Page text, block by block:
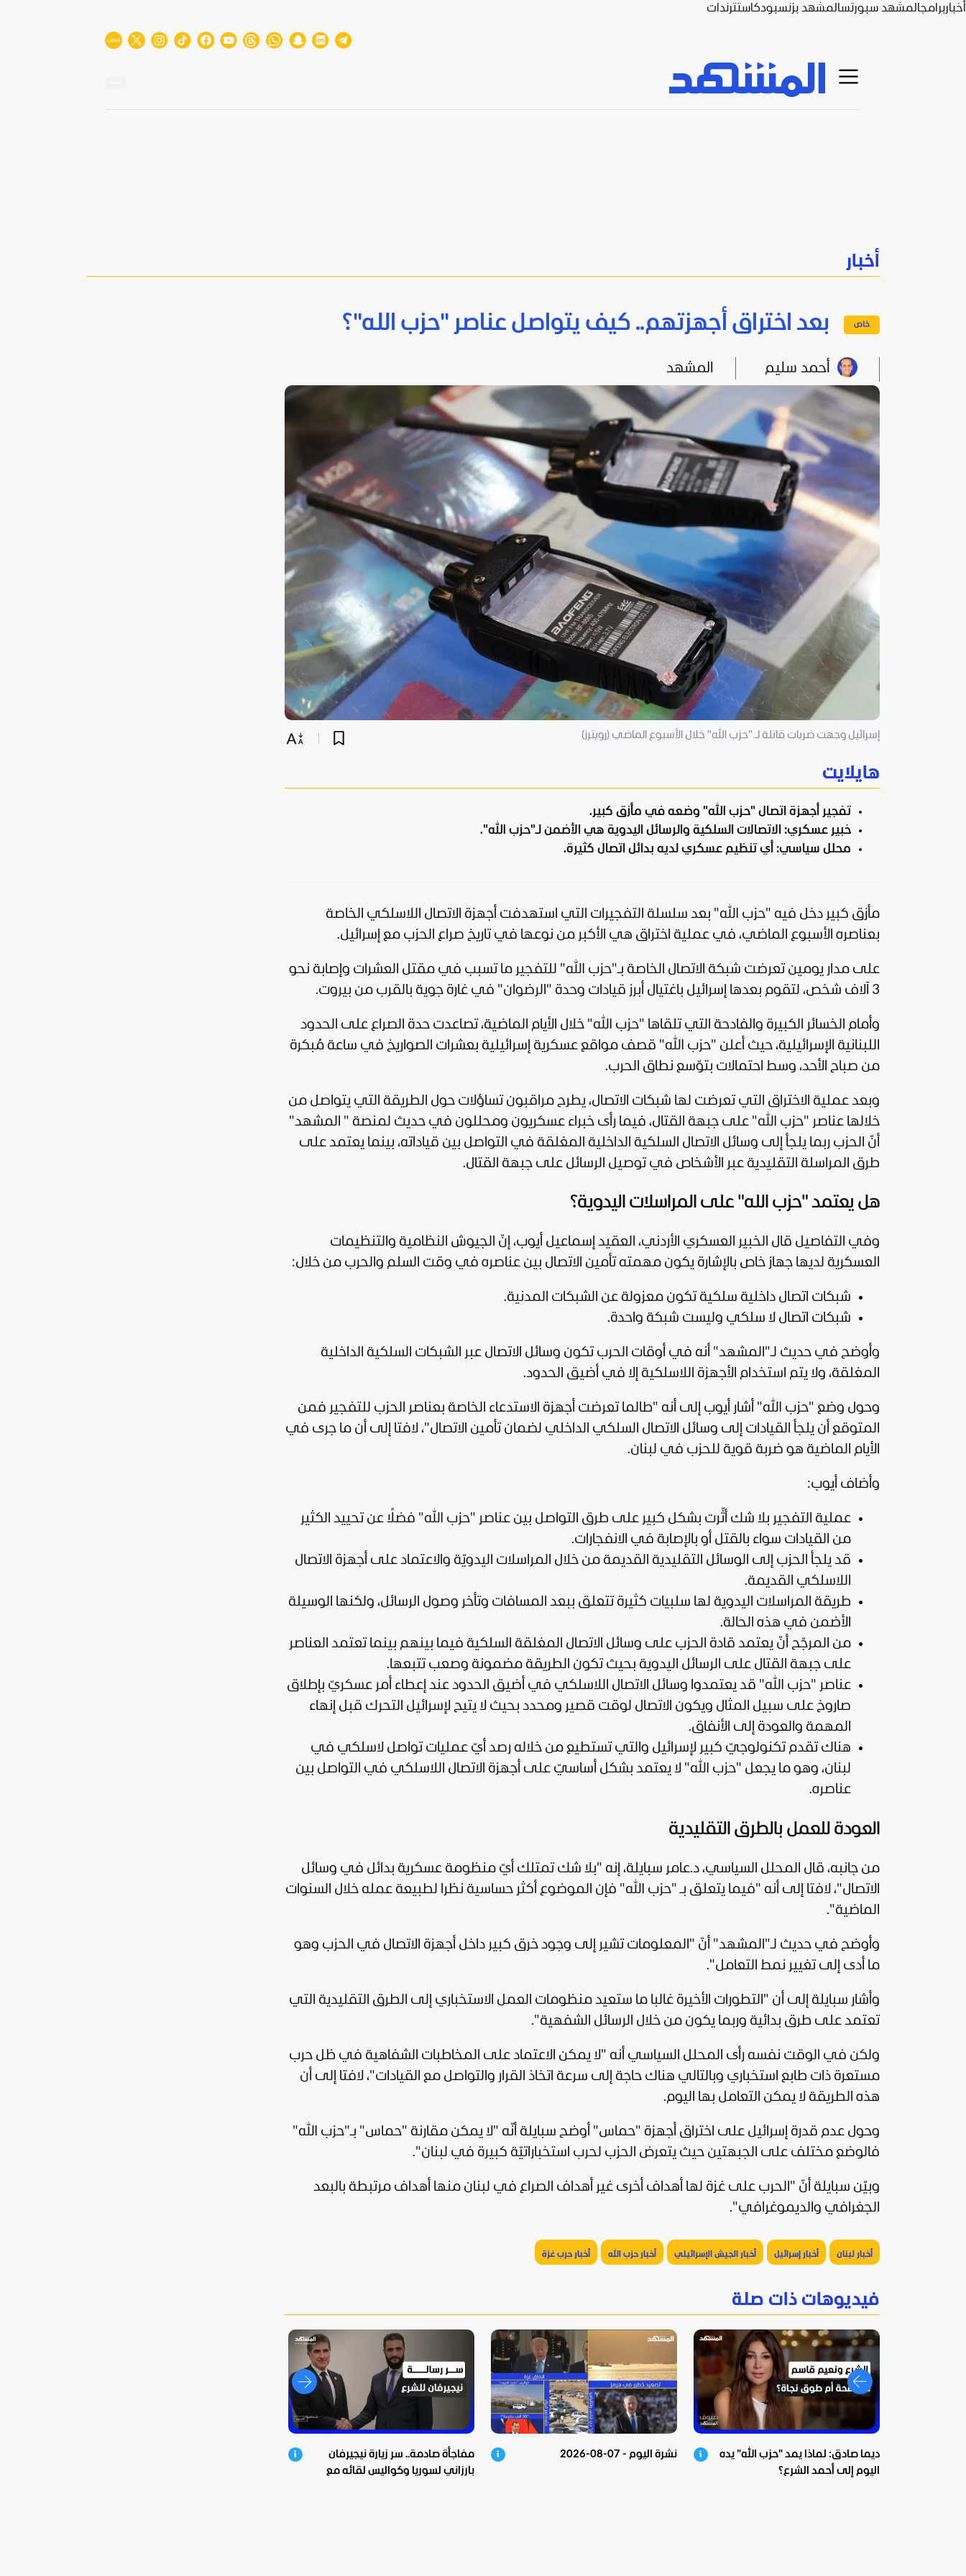
أخباربرامجالمشهد سبورتسالمشهد بزنسبودكاستترندات
أخبار
بعد اختراق أجهزتهم.. كيف يتواصل عناصر "حزب الله"؟
أحمد سليم المشهد
إسرائيل وجهت ضربات قاتلة لـ "حزب الله" خلال الأسبوع الماضي (رويترز)
هايلايت
تفجير أجهزة اتصال "حزب الله" وضعه في مأزق كبير.
خبير عسكري: الاتصالات السلكية والرسائل اليدوية هي الأضمن لـ"حزب الله".
محلل سياسي: أي تنظيم عسكري لديه بدائل اتصال كثيرة.
مأزق كبير دخل فيه "حزب الله" بعد سلسلة التفجيرات التي استهدفت أجهزة الاتصال اللاسلكي الخاصة
بعناصره الأسبوع الماضي، في عملية اختراق هي الأكبر من نوعها في تاريخ صراع الحزب مع إسرائيل.
على مدار يومين تعرضت شبكة الاتصال الخاصة بـ"حزب الله" للتفجير ما تسبب في مقتل العشرات وإصابة نحو
3 آلاف شخص، لتقوم بعدها إسرائيل باغتيال أبرز قيادات وحدة "الرضوان" في غارة جوية بالقرب من بيروت.
وأمام الخسائر الكبيرة والفادحة التي تلقاها "حزب الله" خلال الأيام الماضية، تصاعدت حدة الصراع على الحدود
اللبنانية الإسرائيلية، حيث أعلن "حزب الله" قصف مواقع عسكرية إسرائيلية بعشرات الصواريخ في ساعة مُبكرة
من صباح الأحد، وسط احتمالات بتوّسع نطاق الحرب.
وبعد عملية الاختراق التي تعرضت لها شبكات الاتصال، يطرح مراقبون تساؤلات حول الطريقة التي يتواصل من
خلالها عناصر "حزب الله" على جبهة القتال، فيما رأى خبراء عسكريون ومحللون في حديث لمنصة " المشهد"
أنّ الحزب ربما يلجأ إلى وسائل الاتصال السلكية الداخلية المغلقة في التواصل بين قياداته، بينما يعتمد على
طرق المراسلة التقليدية عبر الأشخاص في توصيل الرسائل على جبهة القتال.
هل يعتمد "حزب الله" على المراسلات اليدوية؟
وفي التفاصيل قال الخبير العسكري الأردني، العقيد إسماعيل أيوب، إنّ الجيوش النظامية والتنظيمات
العسكرية لديها جهاز خاص بالإشارة يكون مهمته تأمين الاتصال بين عناصره في وقت السلم والحرب من خلال:
شبكات اتصال داخلية سلكية تكون معزولة عن الشبكات المدنية.
شبكات اتصال لا سلكي وليست شبكة واحدة.
وأوضح في حديث لـ"المشهد" أنه في أوقات الحرب تكون وسائل الاتصال عبر الشبكات السلكية الداخلية
المغلقة، ولا يتم استخدام الأجهزة اللاسلكية إلا في أضيق الحدود.
وحول وضع "حزب الله" أشار أيوب إلى أنه "طالما تعرضت أجهزة الاستدعاء الخاصة بعناصر الحزب للتفجير فمن
المتوقع أن يلجأ القيادات إلى وسائل الاتصال السلكي الداخلي لضمان تأمين الاتصال"، لافتا إلى أن ما جرى في
الأيام الماضية هو ضربة قوية للحزب في لبنان.
وأضاف أيوب:
عملية التفجير بلا شك أثّرت بشكل كبير على طرق التواصل بين عناصر "حزب الله" فضلًا عن تحييد الكثير
من القيادات سواء بالقتل أو بالإصابة في الانفجارات.
قد يلجأ الحزب إلى الوسائل التقليدية القديمة من خلال المراسلات اليدويّة والاعتماد على أجهزة الاتصال
اللاسلكي القديمة.
طريقة المراسلات اليدوية لها سلبيات كثيرة تتعلق ببعد المسافات وتأخر وصول الرسائل، ولكنها الوسيلة
الأضمن في هذه الحالة.
من المرجّح أنّ يعتمد قادة الحزب على وسائل الاتصال المغلقة السلكية فيما بينهم بينما تعتمد العناصر
على جبهة القتال على الرسائل اليدوية بحيث تكون الطريقة مضمونة وصعب تتبعها.
عناصر "حزب الله" قد يعتمدوا وسائل الاتصال اللاسلكي في أضيق الحدود عند إعطاء أمر عسكريّ بإطلاق
صاروخ على سبيل المثال ويكون الاتصال لوقت قصير ومحدد بحيث لا يتيح لإسرائيل التحرك قبل إنهاء
المهمة والعودة إلى الأنفاق.
هناك تقدم تكنولوجيّ كبير لإسرائيل والتي تستطيع من خلاله رصد أيّ عمليات تواصل لاسلكي في
لبنان، وهو ما يجعل "حزب الله" لا يعتمد بشكل أساسيّ على أجهزة الاتصال اللاسلكي في التواصل بين
عناصره.
العودة للعمل بالطرق التقليدية
من جانبه، قال المحلل السياسي، د.عامر سبايلة، إنه "بلا شك تمتلك أيّ منظومة عسكرية بدائل في وسائل
الاتصال"، لافتا إلى أنه "فيما يتعلق بـ "حزب الله" فإن الموضوع أكثر حساسية نظرا لطبيعة عمله خلال السنوات
الماضية".
وأوضح في حديث لـ"المشهد" أنّ "المعلومات تشير إلى وجود خرق كبير داخل أجهزة الاتصال في الحزب وهو
ما أدى إلى تغيير نمط التعامل".
وأشار سبايلة إلى أن "التطورات الأخيرة غالبا ما ستعيد منظومات العمل الاستخباري إلى الطرق التقليدية التي
تعتمد على طرق بدائية وربما يكون من خلال الرسائل الشفهية".
ولكن في الوقت نفسه رأى المحلل السياسي أنه "لا يمكن الاعتماد على المخاطبات الشفاهية في ظل حرب
مستعرة ذات طابع استخباري وبالتالي هناك حاجة إلى سرعة اتخاذ القرار والتواصل مع القيادات"، لافتا إلى أن
هذه الطريقة لا يمكن التعامل بها اليوم.
وحول عدم قدرة إسرائيل على اختراق أجهزة "حماس" أوضح سبايلة أنّه "لا يمكن مقارنة "حماس" بـ"حزب الله"
فالوضع مختلف على الجبهتين حيث يتعرض الحزب لحرب استخباراتيّة كبيرة في لبنان".
وبيّن سبايلة أنّ "الحرب على غزة لها أهداف أخرى غير أهداف الصراع في لبنان منها أهداف مرتبطة بالبعد
الجغرافي والديموغرافي".
أخبار لبنان أخبار إسرائيل أخبار الجيش الإسرائيلي أخبار حزب الله أخبار حرب غزة
فيديوهات ذات صلة
ديما صادق: لماذا يمد "حزب الله" يده
اليوم إلى أحمد الشرع؟
نشرة اليوم - 07-08-2026
مفاجأة صادمة.. سر زيارة نيجيرفان
بارزاني لسوريا وكواليس لقائه مع